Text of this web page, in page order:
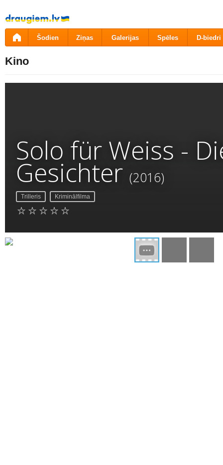
Pāriet
uz
saturu
Šodien Ziņas Galerijas Spēles D-biedri
Kino
Solo für Weiss -
Gesichter (2016)
Trilleris Kriminālfilma